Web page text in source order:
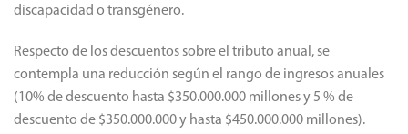
discapacidad o transgénero.
Respecto de los descuentos sobre el tributo anual, se
contempla una reducción según el rango de ingresos anuales
(10% de descuento hasta $350.000.000 millones y 5 % de
descuento de $350.000.000 y hasta $450.000.000 millones).